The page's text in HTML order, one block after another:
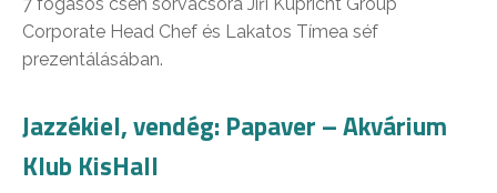
Corporate Head Chef és Lakatos Tímea séf
prezentálásában.
Jazzékiel, vendég: Papaver – Akvárium
Klub KisHall